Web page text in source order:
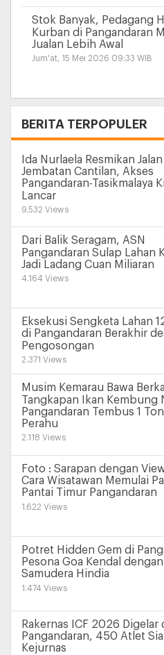
Stok Banyak, Pedagang
Kurban di Pangandaran
Jualan Lebih Awal
Jum'at, 15 Mei 2026 09:33 WIB
BERITA TERPOPULER
Ida Nurlaela Resmikan Jalan
Jembatan Cantilan, Akses
Pangandaran-Tasikmalaya
Lancar
9.532 Views
Dari Balik Seragam, ASN
Pangandaran Sulap Lahan
Jadi Ladang Cuan Miliaran
4.164 Views
Eksekusi Sengketa Lahan
di Pangandaran Berakhir
Pengosongan
2.371 Views
Musim Kemarau Bawa
Tangkapan Ikan Kembung
Pangandaran Tembus 1
Perahu
2.118 Views
Foto : Sarapan dengan
Cara Wisatawan Memulai
Pantai Timur Pangandaran
1.622 Views
Potret Hidden Gem di
Pesona Goa Kendal
Samudera Hindia
1.474 Views
Rakernas ICF 2026 Digelar
Pangandaran, 450 Atlet
Kejurnas